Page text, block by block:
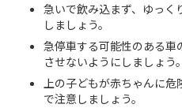
急いで飲み込まず、ゆっく
しましょう。
急停車する可能性のある車
させないようにしましょう。
上の子どもが赤ちゃんに危
で注意しましょう。